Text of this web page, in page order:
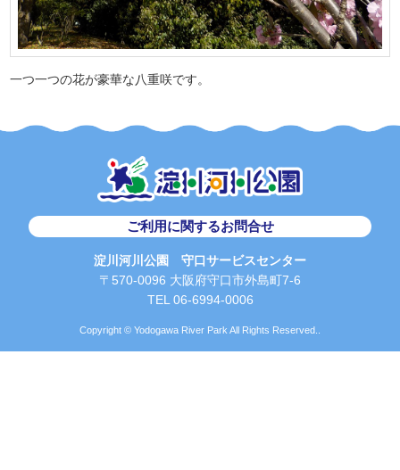
一つ一つの花が豪華な八重咲です。
ご利用に関するお問合せ
淀川河川公園 守口サービスセンター
〒570-0096 大阪府守口市外島町7-6
TEL 06-6994-0006
Copyright © Yodogawa River Park All Rights Reserved..